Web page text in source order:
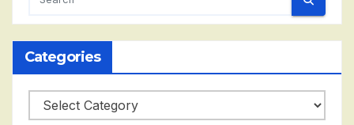
Categories
Categories